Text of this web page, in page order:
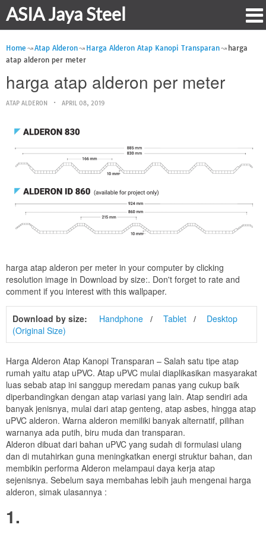
ASIA Jaya Steel
Home Atap Alderon Harga Alderon Atap Kanopi Transparan
harga
atap alderon per meter
harga atap alderon per meter
ATAP ALDERON APRIL 08, 2019
harga atap alderon per meter in your computer by clicking
resolution image in Download by size:. Don't forget to rate and
comment if you interest with this wallpaper.
Download by size: Handphone Tablet
Desktop
(Original Size)
Harga Alderon Atap Kanopi Transparan – Salah satu tipe atap
rumah yaitu atap uPVC. Atap uPVC mulai diaplikasikan masyarakat
luas sebab atap ini sanggup meredam panas yang cukup baik
diperbandingkan dengan atap variasi yang lain. Atap sendiri ada
banyak jenisnya, mulai dari atap genteng, atap asbes, hingga atap
uPVC alderon. Warna alderon memiliki banyak alternatif, pilihan
warnanya ada putih, biru muda dan transparan.
Alderon dibuat dari bahan uPVC yang sudah di formulasi ulang
dan di mutahirkan guna meningkatkan energi struktur bahan, dan
membikin performa Alderon melampaui daya kerja atap
sejenisnya. Sebelum saya membahas lebih jauh mengenai harga
alderon, simak ulasannya :
1.